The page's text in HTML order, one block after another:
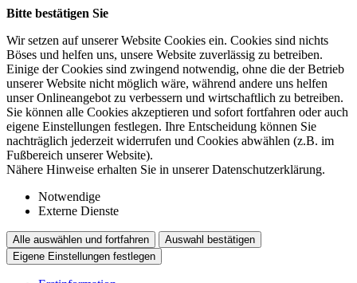
Bitte bestätigen Sie
Wir setzen auf unserer Website Cookies ein. Cookies sind nichts
Böses und helfen uns, unsere Website zuverlässig zu betreiben.
Einige der Cookies sind zwingend notwendig, ohne die der Betrieb
unserer Website nicht möglich wäre, während andere uns helfen
unser Onlineangebot zu verbessern und wirtschaftlich zu betreiben.
Sie können alle Cookies akzeptieren und sofort fortfahren oder auch
eigene Einstellungen festlegen. Ihre Entscheidung können Sie
nachträglich jederzeit widerrufen und Cookies abwählen (z.B. im
Fußbereich unserer Website).
Nähere Hinweise erhalten Sie in unserer Datenschutzerklärung.
Notwendige
Externe Dienste
Alle auswählen und fortfahren
Auswahl bestätigen
Eigene Einstellungen festlegen